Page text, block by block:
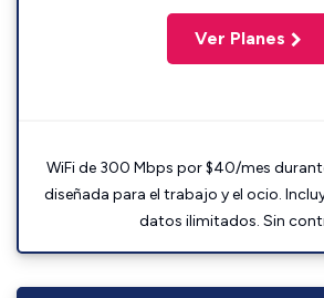
Ver Planes
WiFi de 300 Mbps por $40/mes
diseñada para el trabajo y el ocio.
datos ilimitados. Sin